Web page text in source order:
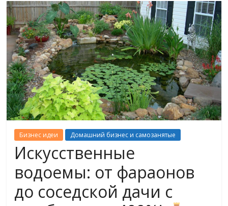
Бизнес идеи Домашний бизнес и самозанятые
Искусственные
водоемы: от фараонов
до соседской дачи с